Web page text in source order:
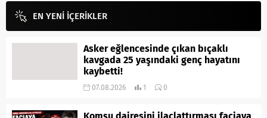
EN YENİ İÇERİKLER
Asker eğlencesinde çıkan bıçaklı
kavgada 25 yaşındaki genç hayatını
kaybetti!
07.08.2026 1 0